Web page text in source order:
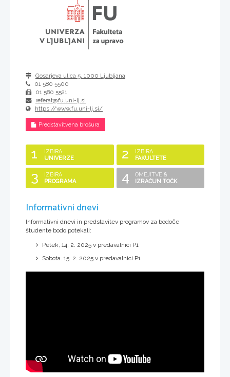
Gosarjeva ulica 5, 1000 Ljubljana
01 580 5500
01 580 5521
referat@fu.uni-lj.si
https://www.fu.uni-lj.si/
Predstavitvena brošura
1
IZBIRA
UNIVERZE
2
IZBIRA
FAKULTETE
3
IZBIRA
PROGRAMA
4
OMEJITVE &
IZRAČUN TOČK
Informativni dnevi
Informativni dnevi in predstavitev programov za bodoče
študente bodo potekali:
Petek, 14. 2. 2025 v predavalnici P1
Sobota. 15. 2. 2025 v predavalnici P1